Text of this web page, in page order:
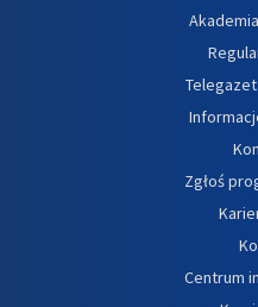
Zgłoś
Centrum